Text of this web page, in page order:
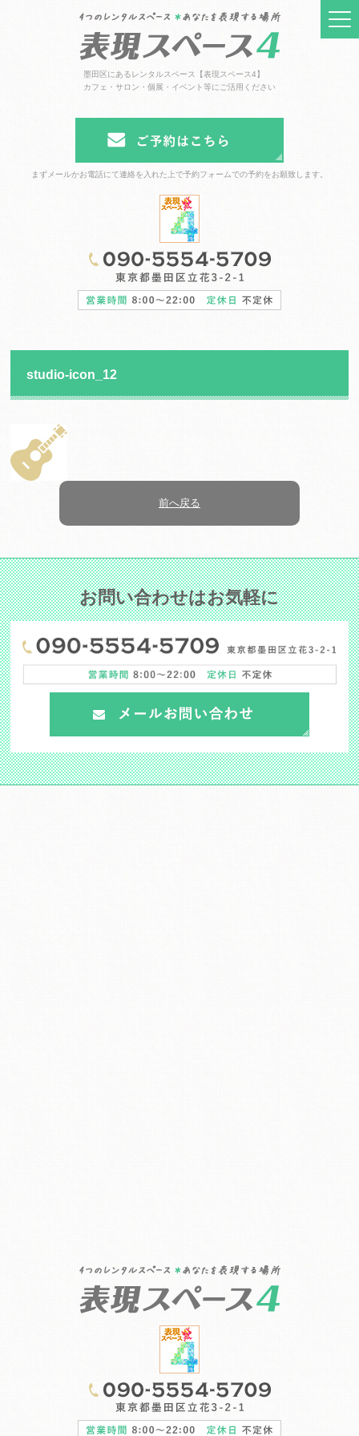
墨田区にあるレンタルスペース【表現スペース4】
カフェ・サロン・個展・イベント等にご活用ください
まずメールかお電話にて連絡を入れた上で予約フォームでの予約をお願致します。
studio-icon_12
前へ戻る
お問い合わせはお気軽に